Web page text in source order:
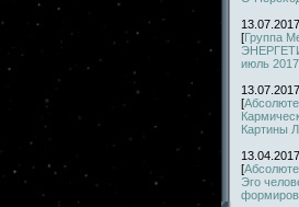
13.07.2017
[Группа
июль 2017
13.07.2017
[
Картины
13.04.2017
[
Эго